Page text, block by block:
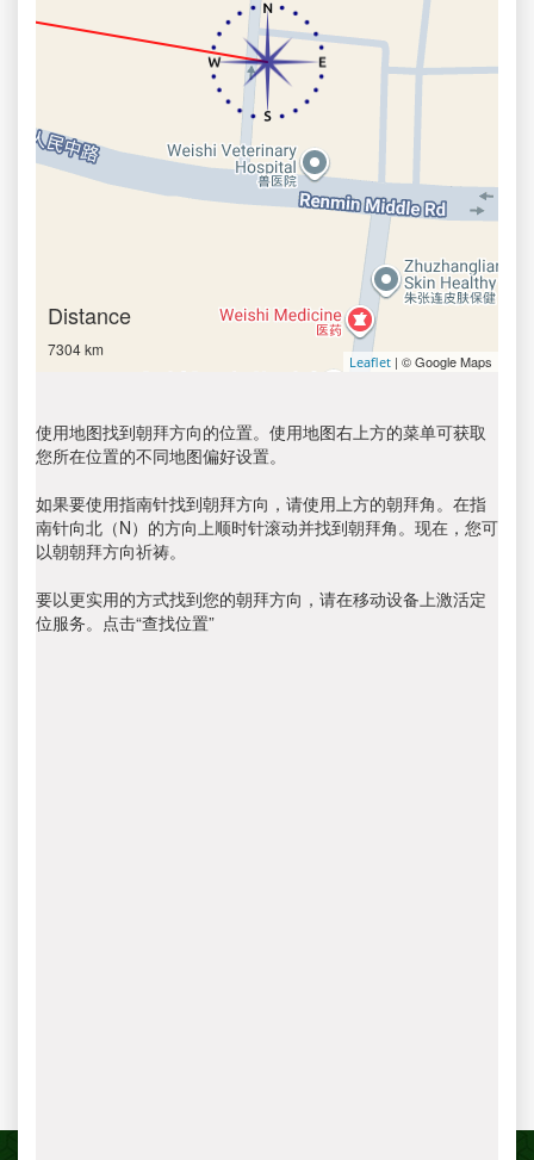
Distance
7304 km
Leaflet | © Google Maps
使用地图找到朝拜方向的位置。使用地图右上方的菜单可获取
您所在位置的不同地图偏好设置。
如果要使用指南针找到朝拜方向，请使用上方的朝拜角。在指
南针向北（N）的方向上顺时针滚动并找到朝拜角。现在，您可
以朝朝拜方向祈祷。
要以更实用的方式找到您的朝拜方向，请在移动设备上激活定
位服务。点击“查找位置”